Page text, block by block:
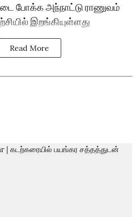
போக்க அந்நாட்டு ராணுவம்
இறங்கியுள்ளது
Read More